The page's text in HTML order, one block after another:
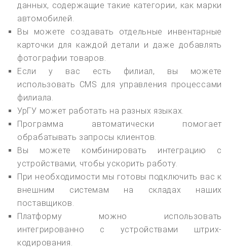
данных, содержащие такие категории, как марки
автомобилей.
Вы можете создавать отдельные инвентарные
карточки для каждой детали и даже добавлять
фотографии товаров.
Если у вас есть филиал, вы можете
использовать CMS для управления процессами
филиала.
УрГУ может работать на разных языках.
Программа автоматически помогает
обрабатывать запросы клиентов.
Вы можете комбинировать интеграцию с
устройствами, чтобы ускорить работу.
При необходимости мы готовы подключить вас к
внешним системам на складах наших
поставщиков.
Платформу можно использовать
интегрированно с устройствами штрих-
кодирования.